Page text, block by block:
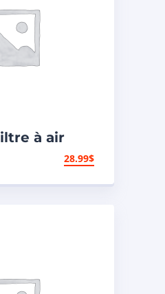
à air
Yamaha28.99$